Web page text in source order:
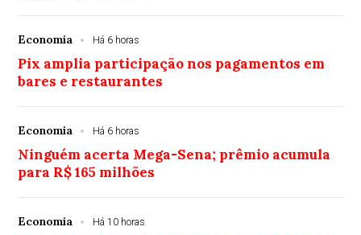
Economia Há 6 horas
Pix amplia participação nos pagamentos em
bares e restaurantes
Economia Há 6 horas
Ninguém acerta Mega-Sena; prêmio acumula
para R$ 165 milhões
Economia Há 10 horas